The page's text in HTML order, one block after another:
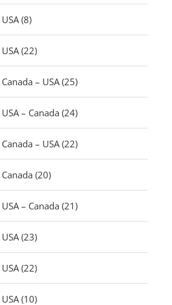
(8)
(22)
– USA (25)
– Canada (24)
– USA (22)
(20)
– Canada (21)
(23)
(22)
(10)